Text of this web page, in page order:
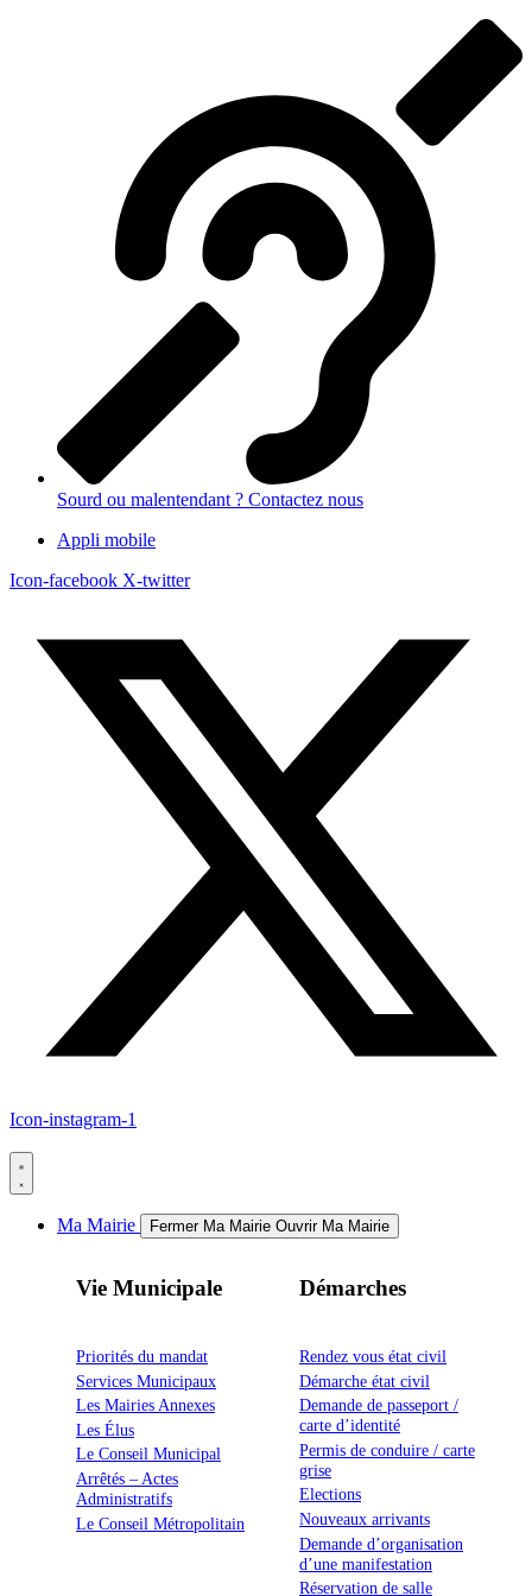
Sourd ou malentendant ? Contactez nous
Appli mobile
Icon-facebook X-twitter
Icon-instagram-1
Ma Mairie Fermer Ma Mairie Ouvrir Ma Mairie
Vie Municipale
Priorités du mandat
Services Municipaux
Les Mairies Annexes
Les Élus
Le Conseil Municipal
Arrêtés – Actes
Administratifs
Le Conseil Métropolitain
Démarches
Rendez vous état civil
Démarche état civil
Demande de passeport /
carte d’identité
Permis de conduire / carte
grise
Elections
Nouveaux arrivants
Demande d’organisation
d’une manifestation
Réservation de salle